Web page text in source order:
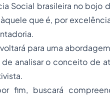
Social brasileira no bojo
que é, por
para uma
analisar o conceito de
fim, buscará